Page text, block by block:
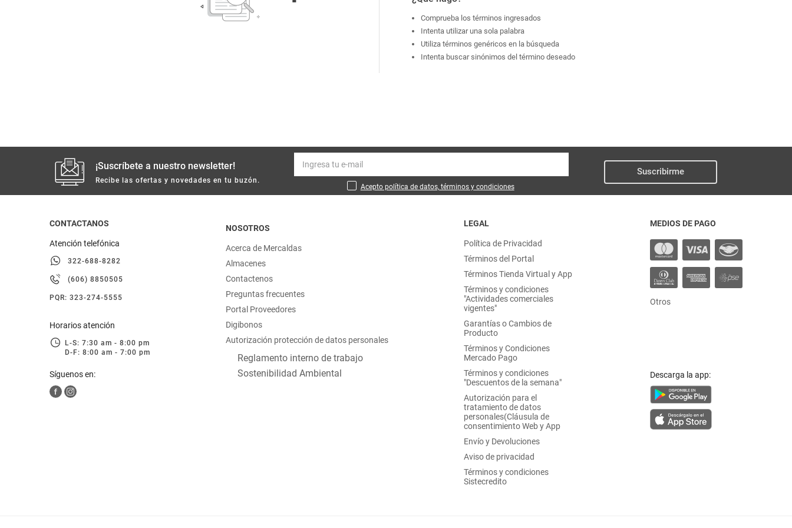
limpieza
otros
hogar
moda
deportes
Comprueba los términos ingresados
Intenta utilizar una sola palabra
Utiliza términos genéricos en la búsqueda
Intenta buscar sinónimos del término deseado
¡Suscríbete a nuestro newsletter!
Recibe las ofertas y novedades en tu buzón.
Acepto política de datos, términos y condiciones
Suscribirme
CONTACTANOS
Atención telefónica
322-688-8282
(606) 8850505
PQR: 323-274-5555
Horarios atención
L-S: 7:30 am - 8:00 pm
D-F: 8:00 am - 7:00 pm
Síguenos en:
NOSOTROS
Acerca de Mercaldas
Almacenes
Contactenos
Preguntas frecuentes
Portal Proveedores
Digibonos
Autorización protección de datos personales
Reglamento interno de trabajo
Sostenibilidad Ambiental
LEGAL
Política de Privacidad
Términos del Portal
Términos Tienda Virtual y App
Términos y condiciones
"Actividades comerciales
vigentes"
Garantías o Cambios de
Producto
Términos y Condiciones
Mercado Pago
Términos y condiciones
"Descuentos de la semana"
Autorización para el
tratamiento de datos
personales(Cláusula de
consentimiento Web y App
Envío y Devoluciones
Aviso de privacidad
Términos y condiciones
Sistecredito
MEDIOS DE PAGO
Otros
Descarga la app:
Mantequilla